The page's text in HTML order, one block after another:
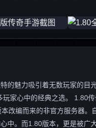
的魅力吸引着无数玩家的目
家心中的经典之选。 1.80
编而来的非官方服务器。
中。而1.80版本，更是被广